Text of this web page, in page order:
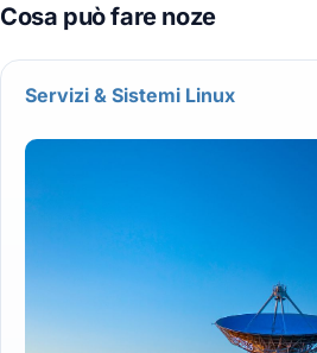
Servizi & Sistemi Linux